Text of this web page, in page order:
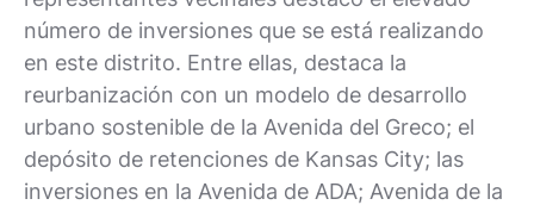
número de inversiones que se está realizando
en este distrito. Entre ellas, destaca la
reurbanización con un modelo de desarrollo
urbano sostenible de la Avenida del Greco; el
depósito de retenciones de Kansas City; las
inversiones en la Avenida de ADA; Avenida de la